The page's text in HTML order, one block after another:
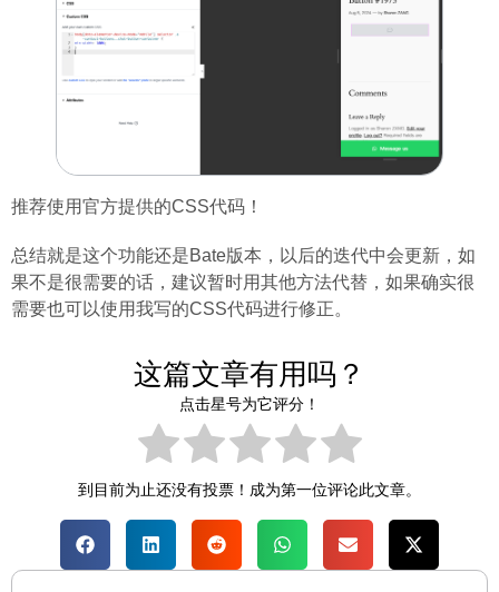
推荐使用官方提供的CSS代码！
总结就是这个功能还是Bate版本，以后的迭代中会更新，如
果不是很需要的话，建议暂时用其他方法代替，如果确实很
需要也可以使用我写的CSS代码进行修正。
这篇文章有用吗？
点击星号为它评分！
到目前为止还没有投票！成为第一位评论此文章。